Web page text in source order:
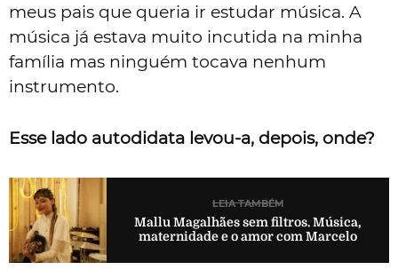
meus pais que queria ir estudar música. A
música já estava muito incutida na minha
família mas ninguém tocava nenhum
instrumento.
Esse lado autodidata levou-a, depois, onde?
LEIA TAMBÉM
Mallu Magalhães sem filtros. Música,
maternidade e o amor com Marcelo